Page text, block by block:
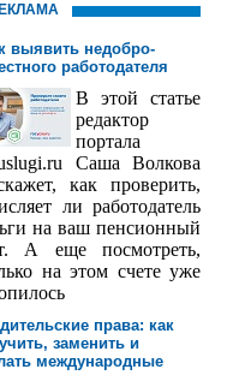
выявить недобро­
работодателя
В этой статье
редактор
порта­ла
Саша Волкова
как проверить,
ли работодатель
на ваш пенсионный
А еще посмотреть,
на этом счете уже
права: как
заменить и
международ­ные